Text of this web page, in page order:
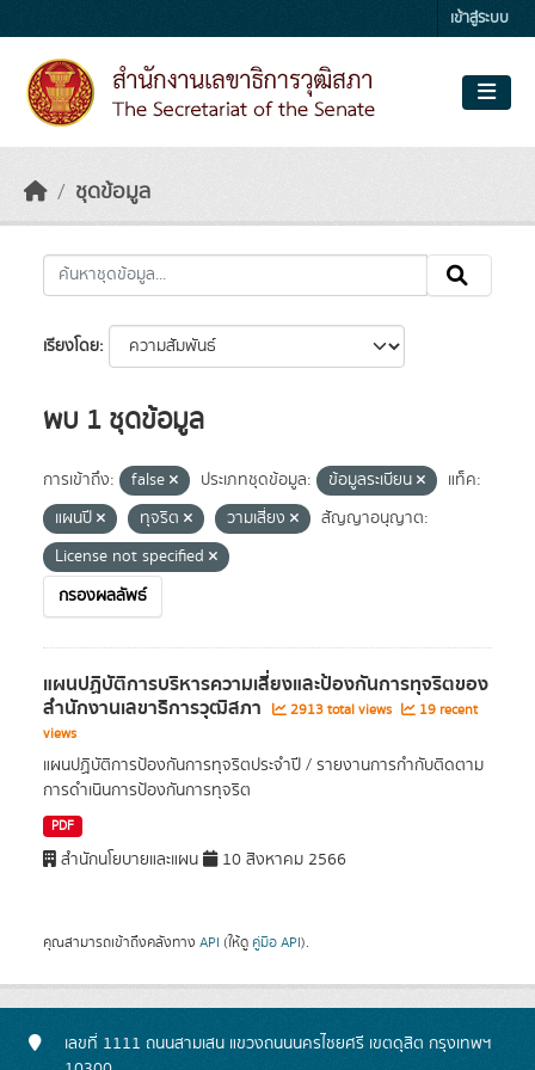
เข้าสู่ระบบ
ชุดข้อมูล
เรียงโดย
พบ 1 ชุดข้อมูล
การเข้าถึง: false ประเภทชุดข้อมูล: ข้อมูลระเบียน
แท็ค:
แผนปี
ทุจริต วามเสี่ยง
สัญญาอนุญาต:
License not specified
กรองผลลัพธ์
แผนปฏิบัติการบริหารความเสี่ยงและป้องกันการทุจริตของ
สํานักงานเลขาธิการวุฒิสภา 2913 total views
19 recent
views
แผนปฏิบัติการป้องกันการทุจริตประจำปี / รายงานการกำกับติดตาม
การดำเนินการป้องกันการทุจริต
PDF
สำนักนโยบายและแผน 10 สิงหาคม 2566
คุณสามารถเข้าถึงคลังทาง API (ให้ดู คู่มือ API).
เลขที่ 1111 ถนนสามเสน แขวงถนนนครไชยศรี เขตดุสิต กรุงเทพฯ